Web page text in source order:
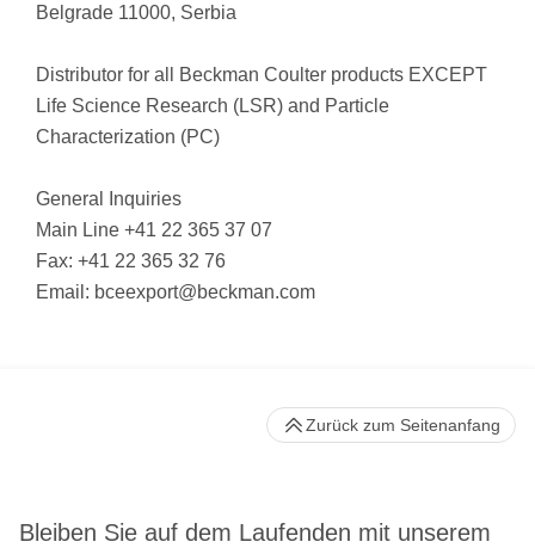
Belgrade 11000, Serbia
Distributor for all Beckman Coulter products EXCEPT
Life Science Research (LSR) and Particle
Characterization (PC)
General Inquiries
Main Line +41 22 365 37 07
Fax: +41 22 365 32 76
Email: bceexport@beckman.com
Bleiben Sie auf dem Laufenden mit unserem
Zurück zum Seitenanfang